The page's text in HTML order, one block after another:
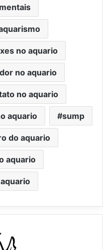
no aquario
no aquario
no aquario
aquario sump
do aquario
aquario